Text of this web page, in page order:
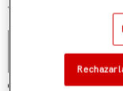
Total parcial: